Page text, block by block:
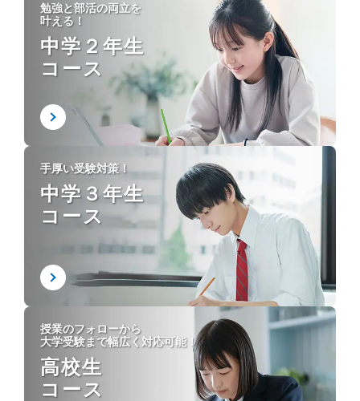
勉強と部活の両立を
叶える！
中学２年生
コース
手厚い受験対策！
中学３年生
コース
授業のフォローから
大学受験まで幅広く対応可能！
高校生
コース